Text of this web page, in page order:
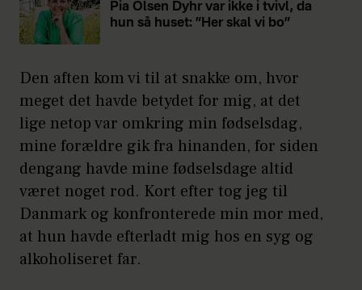
Pia Olsen Dyhr var ikke i tvivl, da
hun så huset: ”Her skal vi bo”
Den aften kom vi til at snakke om, hvor
meget det havde betydet for mig, at det
lige netop var omkring min fødselsdag,
mine forældre gik fra hinanden, for siden
dengang havde mine fødselsdage altid
været noget rod. Kort efter tog jeg til
Danmark og konfronterede min mor med,
at hun havde efterladt mig hos en syg og
alkoholiseret far.